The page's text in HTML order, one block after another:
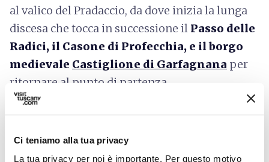
Ci teniamo alla tua privacy
La tua privacy per noi è importante. Per questo motivo
al valico del Pradaccio, da dove inizia la lunga
discesa che tocca in successione il Passo delle
Radici, il Casone di Profecchia, e il borgo
medievale Castiglione di Garfagnana per
ritornare al punto di partenza.